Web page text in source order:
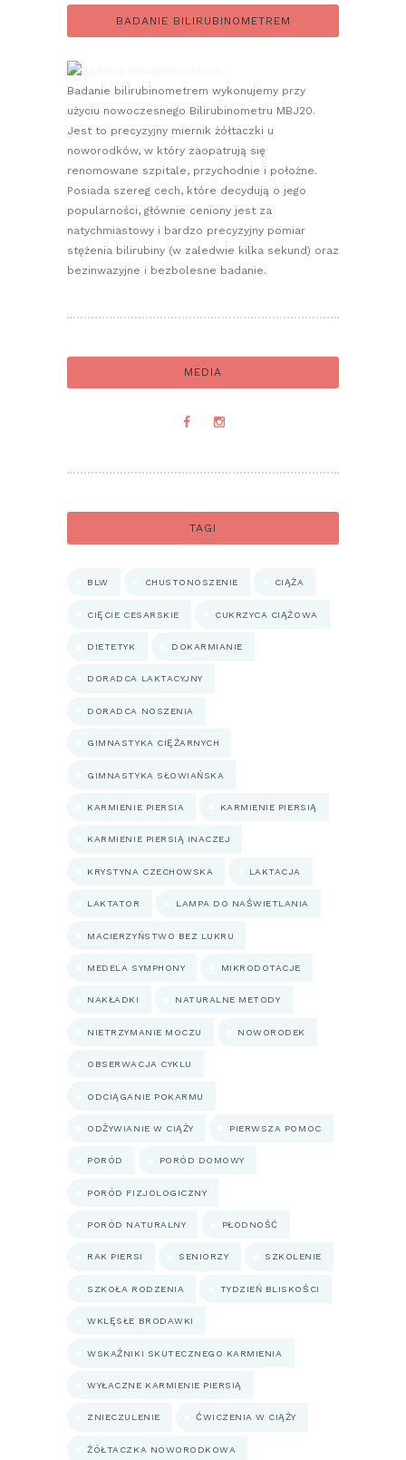
BADANIE BILIRUBINOMETREM
Badanie bilirubinometrem wykonujemy przy
użyciu nowoczesnego Bilirubinometru MBJ20.
Jest to precyzyjny miernik żółtaczki u
noworodków, w który zaopatrują się
renomowane szpitale, przychodnie i położne.
Posiada szereg cech, które decydują o jego
popularności, głównie ceniony jest za
natychmiastowy i bardzo precyzyjny pomiar
stężenia bilirubiny (w zaledwie kilka sekund) oraz
bezinwazyjne i bezbolesne badanie.
MEDIA
TAGI
BLW CHUSTONOSZENIE CIĄŻA
CIĘCIE CESARSKIE CUKRZYCA CIĄŻOWA
DIETETYK DOKARMIANIE
DORADCA LAKTACYJNY
DORADCA NOSZENIA
GIMNASTYKA CIĘŻARNYCH
GIMNASTYKA SŁOWIAŃSKA
KARMIENIE PIERSIA KARMIENIE PIERSIĄ
KARMIENIE PIERSIĄ INACZEJ
KRYSTYNA CZECHOWSKA LAKTACJA
LAKTATOR LAMPA DO NAŚWIETLANIA
MACIERZYŃSTWO BEZ LUKRU
MEDELA SYMPHONY MIKRODOTACJE
NAKŁADKI NATURALNE METODY
NIETRZYMANIE MOCZU NOWORODEK
OBSERWACJA CYKLU
ODCIĄGANIE POKARMU
ODŻYWIANIE W CIĄŻY PIERWSZA POMOC
PORÓD PORÓD DOMOWY
PORÓD FIZJOLOGICZNY
PORÓD NATURALNY PŁODNOŚĆ
RAK PIERSI SENIORZY SZKOLENIE
SZKOŁA RODZENIA TYDZIEŃ BLISKOŚCI
WKLĘSŁE BRODAWKI
WSKAŹNIKI SKUTECZNEGO KARMIENIA
WYŁACZNE KARMIENIE PIERSIĄ
ZNIECZULENIE ĆWICZENIA W CIĄŻY
ŻÓŁTACZKA NOWORODKOWA